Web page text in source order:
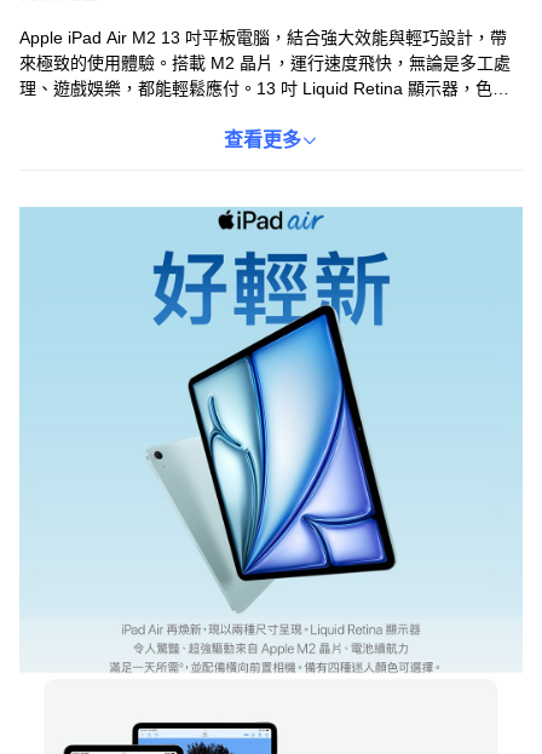
Apple iPad Air M2 13 吋平板電腦，結合強大效能與輕巧設計，帶
來極致的使用體驗。搭載 M2 晶片，運行速度飛快，無論是多工處
理、遊戲娛樂，都能輕鬆應付。13 吋 Liquid Retina 顯示器，色彩
瀏覽、影音串流更加流暢穩定。太空灰色外觀時尚簡約，展現個人
查看更多